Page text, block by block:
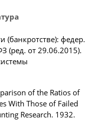
(банкротстве): федер.
(ред. от 29.06.2015).
of the Ratios of
With Those of Failed
Research. 1932.